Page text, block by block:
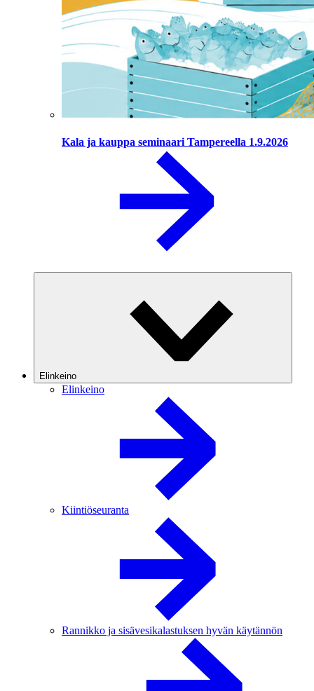
Kala ja kauppa seminaari Tampereella 1.9.2026
Elinkeino
Elinkeino
Kiintiöseuranta
Rannikko ja sisävesikalastuksen hyvän käytännön